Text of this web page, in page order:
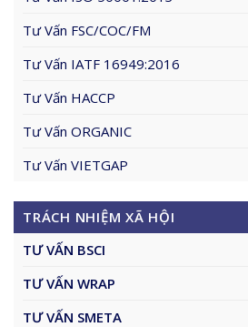
Tư Vấn FSC/COC/FM
Tư Vấn IATF 16949:2016
Tư Vấn HACCP
Tư Vấn ORGANIC
Tư Vấn VIETGAP
TRÁCH NHIỆM XÃ HỘI
TƯ VẤN BSCI
TƯ VẤN WRAP
TƯ VẤN SMETA